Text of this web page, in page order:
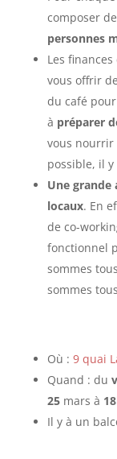
composer de
personnes
Les
vous offrir
du café
à préparer
vous nourrir
possible, il
Une
locaux. En
de co-
fonctionnel
sommes
sommes
Où : 9 quai
Quand : du
25mars à
Il y à un